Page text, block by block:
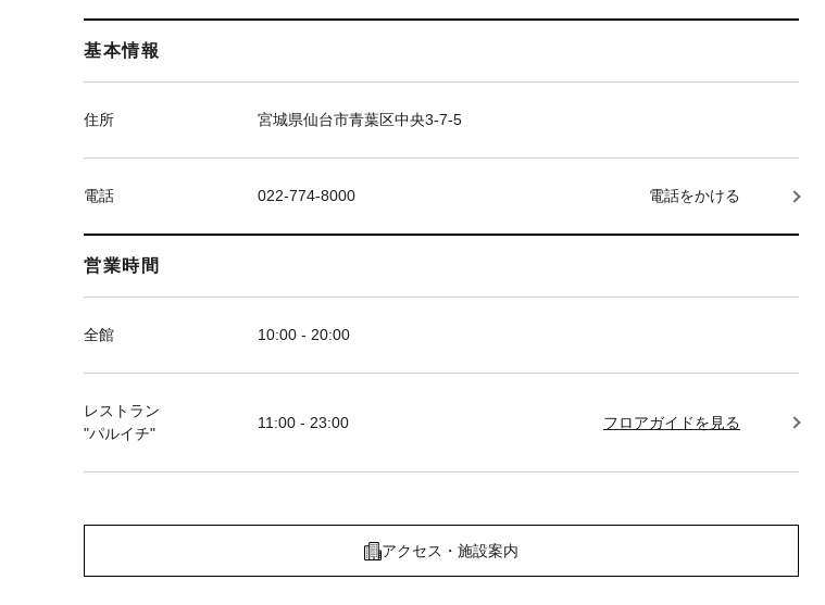
基本情報
住所 宮城県仙台市青葉区中央3-7-5
電話 022-774-8000 電話をかける
営業時間
全館 10:00 - 20:00
レストラン
"パルイチ"
11:00 - 23:00 フロアガイドを見る
アクセス・施設案内